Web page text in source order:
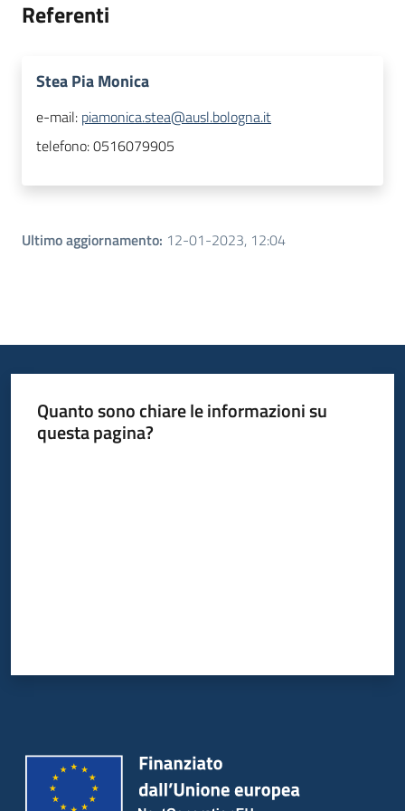
Referenti
Stea Pia Monica
e-mail: piamonica.stea@ausl.bologna.it
telefono:0516079905
Ultimo aggiornamento: 12-01-2023, 12:04
Quanto sono chiare le informazioni su
questa pagina?